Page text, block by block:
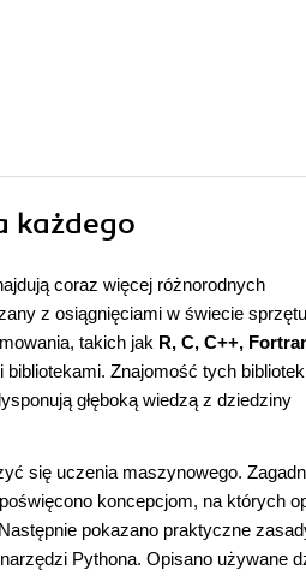
każdego
coraz więcej różnorodnych
z osiągnięciami w świecie
takich jak R, C, C++,
Znajomość tych
głęboką wiedzą z dziedziny
się uczenia maszynowego.
koncepcjom, na których
pokazano praktyczne
Pythona. Opisano używane